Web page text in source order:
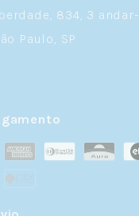
834, 3 andar-
Paulo, SP